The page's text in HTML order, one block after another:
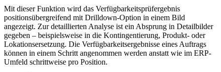
Mit dieser Funktion wird das Verfügbarkeitsprüfergebnis
positionsübergreifend mit Drilldown-Option in einem Bild
angezeigt. Zur detaillierten Analyse ist ein Absprung in Detailbilder
gegeben – beispielsweise in die Kontingentierung, Produkt- oder
Lokationsersetzung. Die Verfügbarkeitsergebnisse eines Auftrags
können in einem Schritt angenommen werden anstatt wie im ERP-
Umfeld schrittweise pro Position.